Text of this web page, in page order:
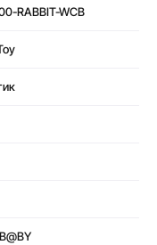
RABBIT-WCB